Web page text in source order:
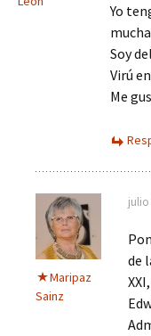
Yo
Soy
Virú
Me
Maripaz
Sainz
julio
de